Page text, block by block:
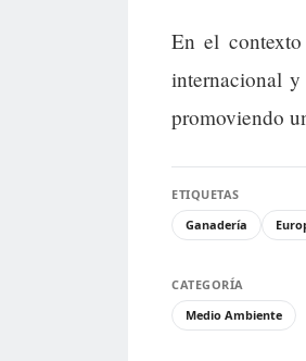
En el
internacional y
promoviendo
ETIQUETAS
Ganadería
CATEGORÍA
Medio Ambiente